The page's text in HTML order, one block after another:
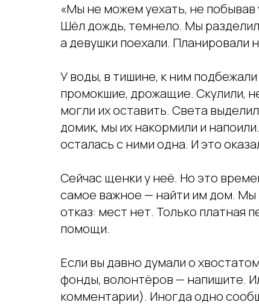
«Мы не можем уехать, не побывав
Шёл дождь, темнело. Мы
а девушки поехали. Планировали
У воды, в тишине, к ним
промокшие, дрожащие. Скулили,
могли их оставить. Света
домик, мы их накормили и
осталась с ними одна. И это
Сейчас щенки у неё. Но это
самое важное — найти им дом. Мы
отказ: мест нет. Только
помощи.
Если вы давно думали о
фонды, волонтёров — напишите.
комментарии). Иногда одно